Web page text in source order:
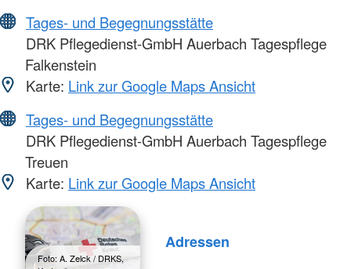
Tages- und Begegnungsstätte
DRK Pflegedienst-GmbH Auerbach Tagespflege
Falkenstein
Karte: Link zur Google Maps Ansicht
Tages- und Begegnungsstätte
DRK Pflegedienst-GmbH Auerbach Tagespflege
Treuen
Karte: Link zur Google Maps Ansicht
Foto: A. Zelck / DRKS,
Adressen